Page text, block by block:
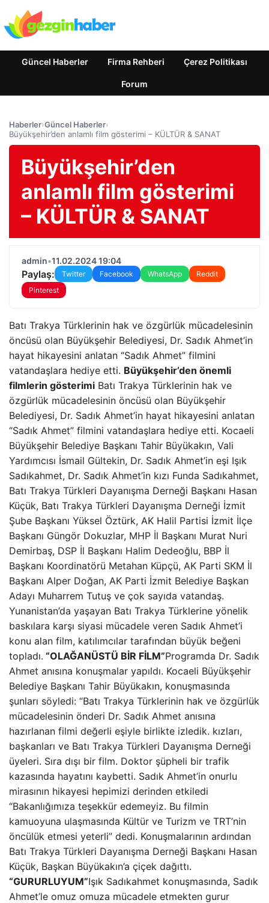
Güncel Haberler Firma Rehberi Çerez Politikası
Forum
Haberler›Güncel Haberler›
Büyükşehir’den anlamlı film gösterimi – KÜLTÜR & SANAT
Büyükşehir’den
anlamlı film gösterimi
– KÜLTÜR & SANAT
admin•11.02.2024 19:04
Paylaş: Twitter Facebook WhatsApp
Reddit
Pinterest
Batı Trakya Türklerinin hak ve özgürlük mücadelesinin
öncüsü olan Büyükşehir Belediyesi, Dr. Sadık Ahmet’in
hayat hikayesini anlatan “Sadık Ahmet” filmini
vatandaşlara hediye etti. Büyükşehir’den önemli
filmlerin gösterimi Batı Trakya Türklerinin hak ve
özgürlük mücadelesinin öncüsü olan Büyükşehir
Belediyesi, Dr. Sadık Ahmet’in hayat hikayesini anlatan
“Sadık Ahmet” filmini vatandaşlara hediye etti. Kocaeli
Büyükşehir Belediye Başkanı Tahir Büyükakın, Vali
Yardımcısı İsmail Gültekin, Dr. Sadık Ahmet’in eşi Işık
Sadıkahmet, Dr. Sadık Ahmet’in kızı Funda Sadıkahmet,
Batı Trakya Türkleri Dayanışma Derneği Başkanı Hasan
Küçük, Batı Trakya Türkleri Dayanışma Derneği İzmit
Şube Başkanı Yüksel Öztürk, AK Halil Partisi İzmit İlçe
Başkanı Güngör Dokuzlar, MHP İl Başkanı Murat Nuri
Demirbaş, DSP İl Başkanı Halim Dedeoğlu, BBP İl
Başkanı Koordinatörü Metahan Küpçü, AK Parti SKM İl
Başkanı Alper Doğan, AK Parti İzmit Belediye Başkan
Adayı Muharrem Tutuş ve çok sayıda vatandaş.
Yunanistan’da yaşayan Batı Trakya Türklerine yönelik
baskılara karşı siyasi mücadele veren Sadık Ahmet’i
konu alan film, katılımcılar tarafından büyük beğeni
topladı. “OLAĞANÜSTÜ BİR FİLM”Programda Dr. Sadık
Ahmet anısına konuşmalar yapıldı. Kocaeli Büyükşehir
Belediye Başkanı Tahir Büyükakın, konuşmasında
şunları söyledi: “Batı Trakya Türklerinin hak ve özgürlük
mücadelesinin önderi Dr. Sadık Ahmet anısına
hazırlanan filmi değerli eşiyle birlikte izledik. kızları,
başkanları ve Batı Trakya Türkleri Dayanışma Derneği
üyeleri. Sıra dışı bir film. Doktor şüpheli bir trafik
kazasında hayatını kaybetti. Sadık Ahmet’in onurlu
mirasının hikayesi hepimizi derinden etkiledi
“Bakanlığımıza teşekkür edemeyiz. Bu filmin
kamuoyuna ulaşmasında Kültür ve Turizm ve TRT’nin
öncülük etmesi yeterli” dedi. Konuşmalarının ardından
Batı Trakya Türkleri Dayanışma Derneği Başkanı Hasan
Küçük, Başkan Büyükakın’a çiçek dağıttı.
“GURURLUYUM”Işık Sadıkahmet konuşmasında, Sadık
Ahmet’le omuz omuza mücadele etmekten gurur